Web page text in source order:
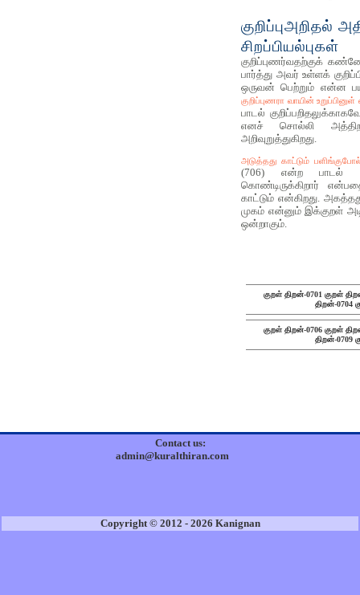
குறிப்புஅறிதல்
சிறப்பியல்புகள்
குறிப்புணர்வதற்குக்
பார்த்து அவர் உள்ளக்
ஒருவன் பெற்றும் என்ன
குறிப்புணரா வாயின்
பாடல்
எனச் சொல்லி
அறிவுறுத்துகிறது.
அடுத்தது காட்டும்
(706) என்ற பாடல்
கொண்டிருக்கிறார்
காட்டும் என்கிறது.
முகம் என்னும் இக்குறள்
ஒன்றாகும்.
குறள் திறன்-0701 குறள்
திறன்-0704
குறள் திறன்-0706 குறள்
திறன்-0709
Contact us:
admin@kuralthiran.com
Copyright © 2012 - 2026 Kanignan